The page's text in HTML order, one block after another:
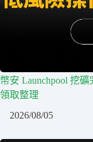
幣安 Launchpool 挖
領取整理
2026/08/05